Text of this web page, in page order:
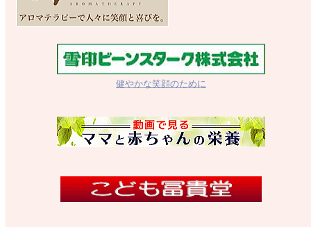
健やかな笑顔のために